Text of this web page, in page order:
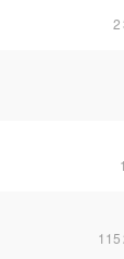
2
115